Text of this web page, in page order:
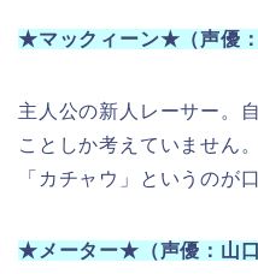
★マックィーン★（声優：
主人公の新人レーサー。
ことしか考えていません
「カチャウ」というのが口
★メーター★（声優：山口